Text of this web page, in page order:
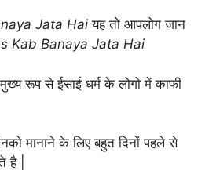
Jata Hai यह तो आपलोग जान
Kab Banaya Jata Hai
रूप से ईसाई धर्म के लोगो में काफी
मानाने के लिए बहुत दिनों पहले से
है |